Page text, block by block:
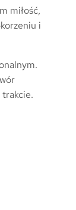
miłość,
i